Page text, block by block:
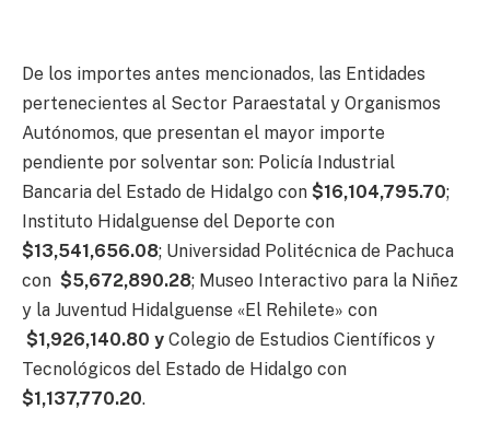
De los importes antes mencionados, las Entidades
pertenecientes al Sector Paraestatal y Organismos
Autónomos, que presentan el mayor importe
pendiente por solventar son: Policía Industrial
Bancaria del Estado de Hidalgo con $16,104,795.70;
Instituto Hidalguense del Deporte con
$13,541,656.08; Universidad Politécnica de Pachuca
con $5,672,890.28; Museo Interactivo para la Niñez
y la Juventud Hidalguense «El Rehilete» con
$1,926,140.80 y Colegio de Estudios Científicos y
Tecnológicos del Estado de Hidalgo con
$1,137,770.20.